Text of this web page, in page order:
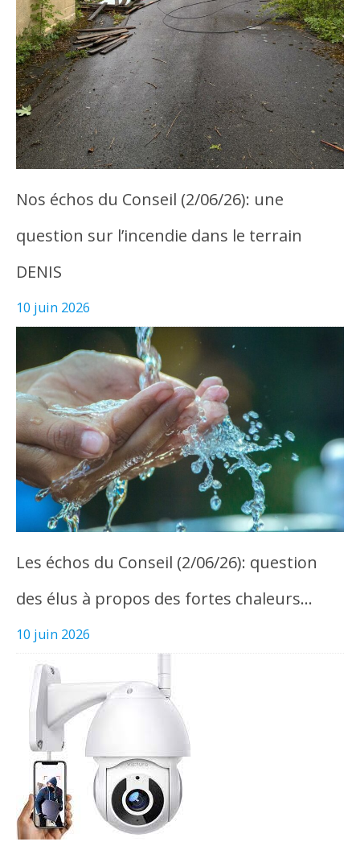
Nos échos du Conseil (2/06/26): une
question sur l’incendie dans le terrain
DENIS
10 juin 2026
Les échos du Conseil (2/06/26): question
des élus à propos des fortes chaleurs…
10 juin 2026